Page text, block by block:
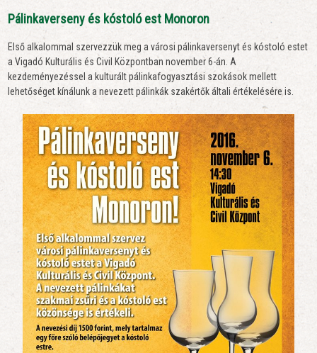
Pálinkaverseny és kóstoló est Monoron
Első alkalommal szervezzük meg a városi pálinkaversenyt és kóstoló estet
a Vigadó Kulturális és Civil Központban november 6-án. A
kezdeményezéssel a kulturált pálinkafogyasztási szokások mellett
lehetőséget kínálunk a nevezett pálinkák szakértők általi értékelésére is.